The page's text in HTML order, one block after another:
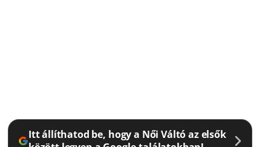
Itt állíthatod be, hogy a Női Váltó az elsők